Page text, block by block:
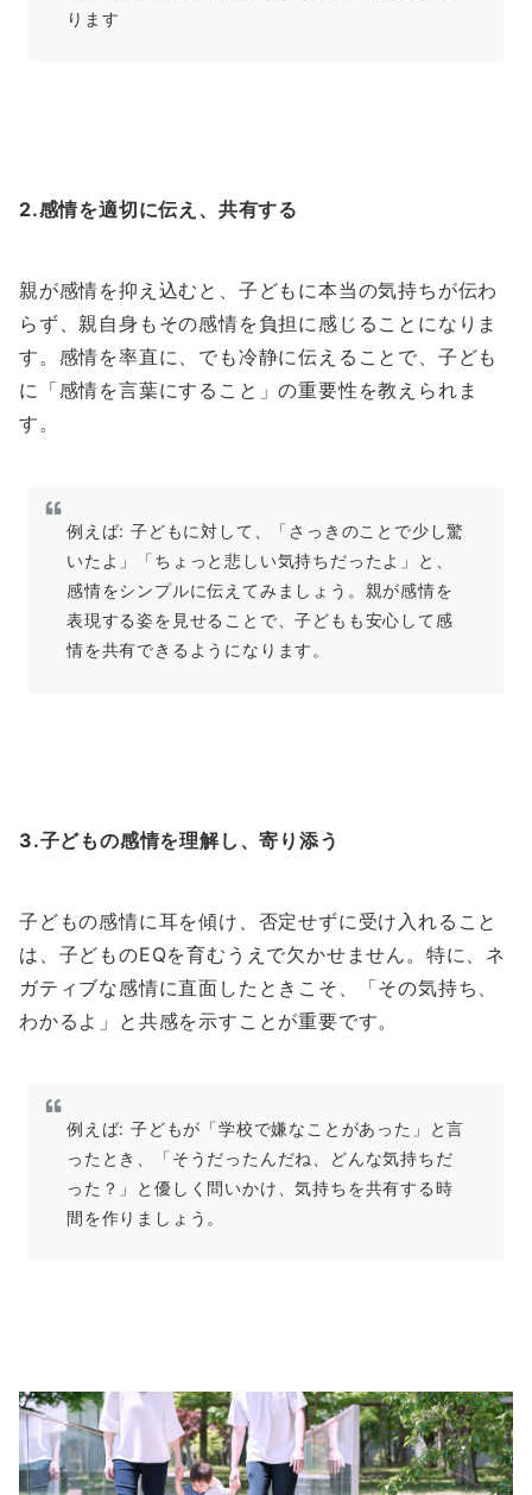
ります
2.感情を適切に伝え、共有する
親が感情を抑え込むと、子どもに本当の気持ちが伝わ
らず、親自身もその感情を負担に感じることになりま
す。感情を率直に、でも冷静に伝えることで、子ども
に「感情を言葉にすること」の重要性を教えられま
す。
例えば: 子どもに対して、「さっきのことで少し驚
いたよ」「ちょっと悲しい気持ちだったよ」と、
感情をシンプルに伝えてみましょう。親が感情を
表現する姿を見せることで、子どもも安心して感
情を共有できるようになります。
3.子どもの感情を理解し、寄り添う
子どもの感情に耳を傾け、否定せずに受け入れること
は、子どものEQを育むうえで欠かせません。特に、ネ
ガティブな感情に直面したときこそ、「その気持ち、
わかるよ」と共感を示すことが重要です。
例えば: 子どもが「学校で嫌なことがあった」と言
ったとき、「そうだったんだね、どんな気持ちだ
った？」と優しく問いかけ、気持ちを共有する時
間を作りましょう。